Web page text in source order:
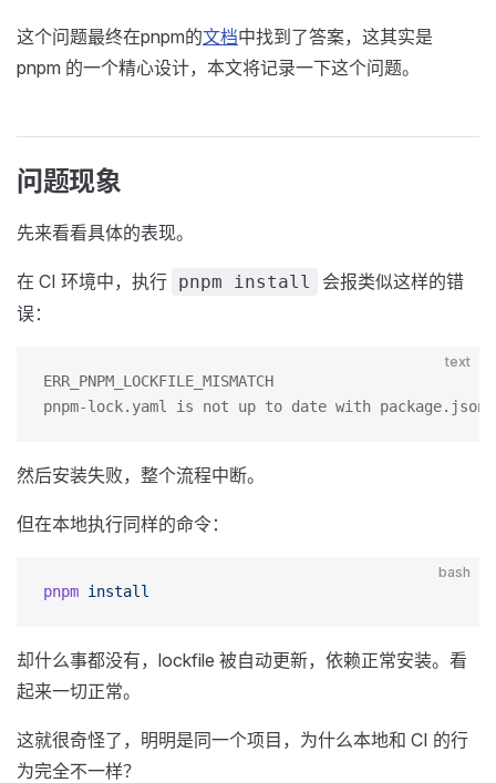
这个问题最终在pnpm的文档中找到了答案，这其实是
pnpm 的一个精心设计，本文将记录一下这个问题。
问题现象
先来看看具体的表现。
在 CI 环境中，执行 pnpm install
会报类似这样的错
误：
text
ERR_PNPM_LOCKFILE_MISMATCH
pnpm-lock.yaml is not up to date with package.json
然后安装失败，整个流程中断。
但在本地执行同样的命令：
bash
pnpm install
却什么事都没有，lockfile 被自动更新，依赖正常安装。看
起来一切正常。
这就很奇怪了，明明是同一个项目，为什么本地和 CI 的行
为完全不一样？